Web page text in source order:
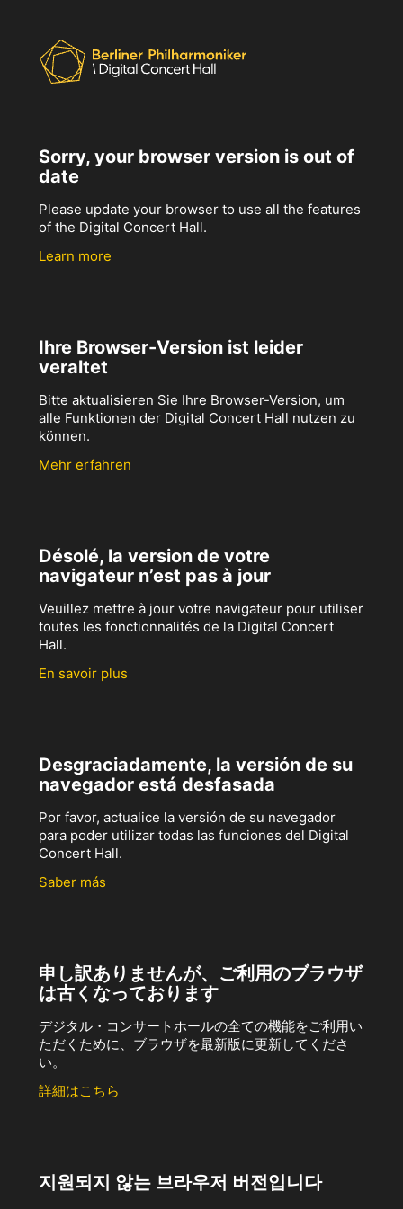
Sorry, your browser version is out of
date
Please update your browser to use all the features
of the Digital Concert Hall.
Learn more
Ihre Browser-Version ist leider
veraltet
Bitte aktualisieren Sie Ihre Browser-Version, um
alle Funktionen der Digital Concert Hall nutzen zu
können.
Mehr erfahren
Désolé, la version de votre
navigateur n’est pas à jour
Veuillez mettre à jour votre navigateur pour utiliser
toutes les fonctionnalités de la Digital Concert
Hall.
En savoir plus
Desgraciadamente, la versión de su
navegador está desfasada
Por favor, actualice la versión de su navegador
para poder utilizar todas las funciones del Digital
Concert Hall.
Saber más
申し訳ありませんが、ご利用のブラウザ
は古くなっております
デジタル・コンサートホールの全ての機能をご利用い
ただくために、ブラウザを最新版に更新してくださ
い。
詳細はこちら
지원되지 않는 브라우저 버전입니다